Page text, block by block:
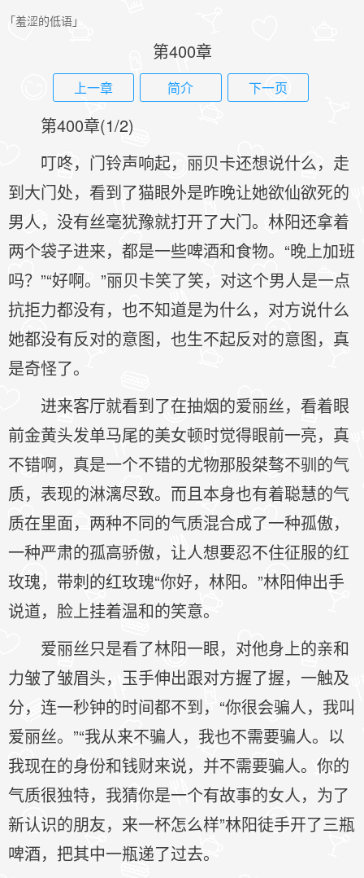
「羞涩的低语」
第400章
上一章 简介 下一页
第400章(1/2)
叮咚，门铃声响起，丽贝卡还想说什么，走
到大门处，看到了猫眼外是昨晚让她欲仙欲死的
男人，没有丝毫犹豫就打开了大门。林阳还拿着
两个袋子进来，都是一些啤酒和食物。“晚上加班
吗？”“好啊。”丽贝卡笑了笑，对这个男人是一点
抗拒力都没有，也不知道是为什么，对方说什么
她都没有反对的意图，也生不起反对的意图，真
是奇怪了。
进来客厅就看到了在抽烟的爱丽丝，看着眼
前金黄头发单马尾的美女顿时觉得眼前一亮，真
不错啊，真是一个不错的尤物那股桀骜不驯的气
质，表现的淋漓尽致。而且本身也有着聪慧的气
质在里面，两种不同的气质混合成了一种孤傲，
一种严肃的孤高骄傲，让人想要忍不住征服的红
玫瑰，带刺的红玫瑰“你好，林阳。”林阳伸出手
说道，脸上挂着温和的笑意。
爱丽丝只是看了林阳一眼，对他身上的亲和
力皱了皱眉头，玉手伸出跟对方握了握，一触及
分，连一秒钟的时间都不到，“你很会骗人，我叫
爱丽丝。”“我从来不骗人，我也不需要骗人。以
我现在的身份和钱财来说，并不需要骗人。你的
气质很独特，我猜你是一个有故事的女人，为了
新认识的朋友，来一杯怎么样”林阳徒手开了三瓶
啤酒，把其中一瓶递了过去。